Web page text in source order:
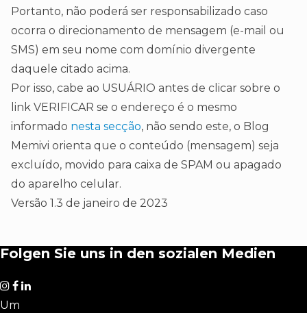
Portanto, não poderá ser responsabilizado caso
ocorra o direcionamento de mensagem (e-mail ou
SMS) em seu nome com domínio divergente
daquele citado acima.
Por isso, cabe ao USUÁRIO antes de clicar sobre o
link VERIFICAR se o endereço é o mesmo
informado nesta secção, não sendo este, o Blog
Memivi orienta que o conteúdo (mensagem) seja
excluído, movido para caixa de SPAM ou apagado
do aparelho celular.
Versão 1.3 de janeiro de 2023
Folgen Sie uns in den sozialen Medien
Um